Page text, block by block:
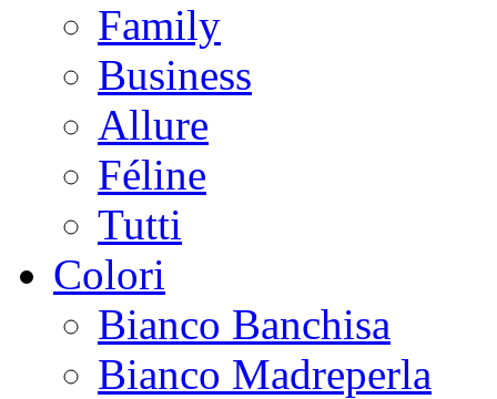
Family
Business
Allure
Féline
Tutti
Colori
Bianco Banchisa
Bianco Madreperla